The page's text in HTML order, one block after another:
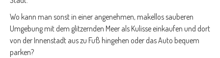
Wo kann man sonst in einer angenehmen, makellos sauberen
Umgebung mit dem glitzernden Meer als Kulisse einkaufen und dort
von der Innenstadt aus zu Fuß hingehen oder das Auto bequem
parken?